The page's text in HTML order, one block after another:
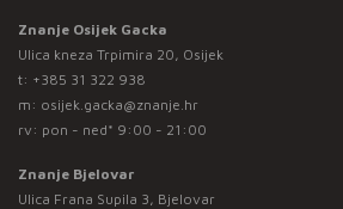
Znanje Osijek Gacka
Ulica kneza Trpimira 20, Osijek
t: +385 31 322 938
m: osijek.gacka@znanje.hr
rv: pon - ned* 9:00 - 21:00
Znanje Bjelovar
Ulica Frana Supila 3, Bjelovar